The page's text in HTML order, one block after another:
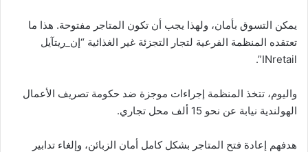
يمكن التسوق بأمان، ولهذا يجب أن تكون المتاجر مفتوحة. هذا ما
تعتقده المنظمة الفرعية لتجار التجزئة غير الغذائية “إن_ريتآيل
INretail”.
واليوم، تتخذ المنظمة إجراءات موجزة ضد حكومة تصريف الأعمال
الهولندية نيابة عن نحو 15 ألف محل تجاري.
هدفهم إعادة فتح المتاجر بشكل كامل أمان الزبائن، وإلغاء تدابير